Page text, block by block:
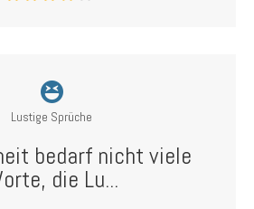
Lustige Sprüche
bedarf nicht viele
die Lu...